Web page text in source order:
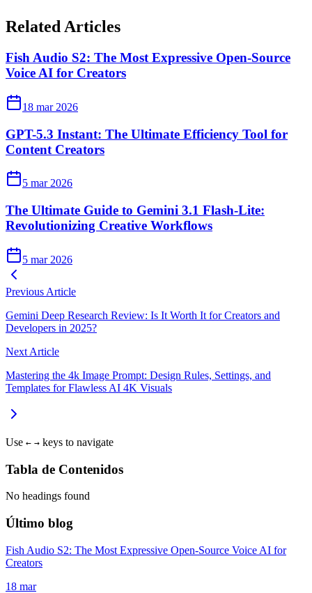
Related Articles
Fish Audio S2: The Most Expressive Open-Source
Voice AI for Creators
18 mar 2026
GPT-5.3 Instant: The Ultimate Efficiency Tool for
Content Creators
5 mar 2026
The Ultimate Guide to Gemini 3.1 Flash-Lite:
Revolutionizing Creative Workflows
5 mar 2026
Previous Article
Gemini Deep Research Review: Is It Worth It for Creators and
Developers in 2025?
Next Article
Mastering the 4k Image Prompt: Design Rules, Settings, and
Templates for Flawless AI 4K Visuals
Use ← → keys to navigate
Tabla de Contenidos
No headings found
Último blog
Fish Audio S2: The Most Expressive Open-Source Voice AI for
Creators
18 mar